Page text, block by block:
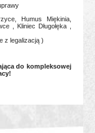
Humus Miękinia,
, Kliniec Długołęka ,
z legalizacją )
do kompleksowej